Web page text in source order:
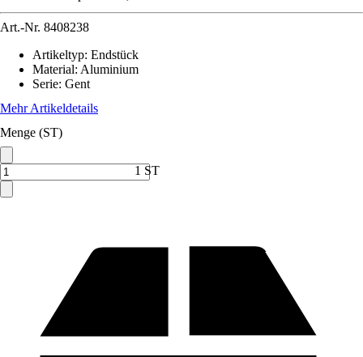
Art.-Nr. 8408238
Artikeltyp: Endstück
Material: Aluminium
Serie: Gent
Mehr Artikeldetails
Menge (ST)
1 ST